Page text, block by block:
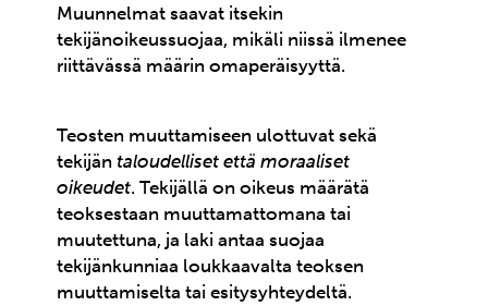
Muunnelmat saavat itsekin
tekijänoikeussuojaa, mikäli niissä ilmenee
riittävässä määrin omaperäisyyttä.
Teosten muuttamiseen ulottuvat sekä
tekijän taloudelliset että moraaliset
oikeudet. Tekijällä on oikeus määrätä
teoksestaan muuttamattomana tai
muutettuna, ja laki antaa suojaa
tekijänkunniaa loukkaavalta teoksen
muuttamiselta tai esitysyhteydeltä.